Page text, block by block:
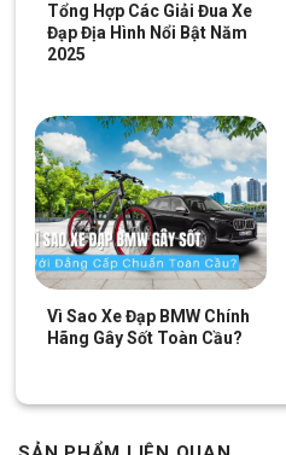
Tổng Hợp Các Giải Đua Xe
Đạp Địa Hình Nổi Bật Năm
2025
Vì Sao Xe Đạp BMW Chính
Hãng Gây Sốt Toàn Cầu?